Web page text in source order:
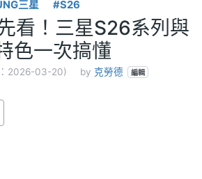
三星 #S26
看！三星S26系列與
色一次搞懂
2026-03-20) by 克勞德 編輯